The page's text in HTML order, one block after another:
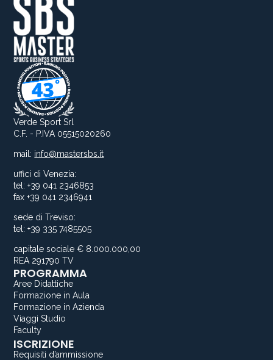
Verde Sport Srl
C.F. - P.IVA 05515020260
mail: info@mastersbs.it
uffici di Venezia:
tel: +39 041 2346853
fax +39 041 2346941
sede di Treviso:
tel: +39 335 7485505
capitale sociale € 8.000.000,00
REA 291790 TV
PROGRAMMA
Aree Didattiche
Formazione in Aula
Formazione in Azienda
Viaggi Studio
Faculty
ISCRIZIONE
Requisiti d’ammissione